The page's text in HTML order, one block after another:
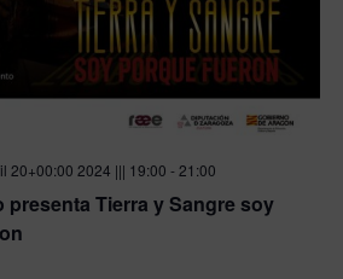
20+00:00 2024 ||| 19:00 - 21:00
Tierra y Sangre soy